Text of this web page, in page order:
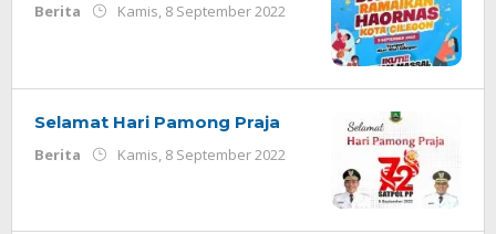
Berita Kamis, 8 September 2022
Redaksi
Selamat Hari Pamong Praja
Berita Kamis, 8 September 2022
Redaksi